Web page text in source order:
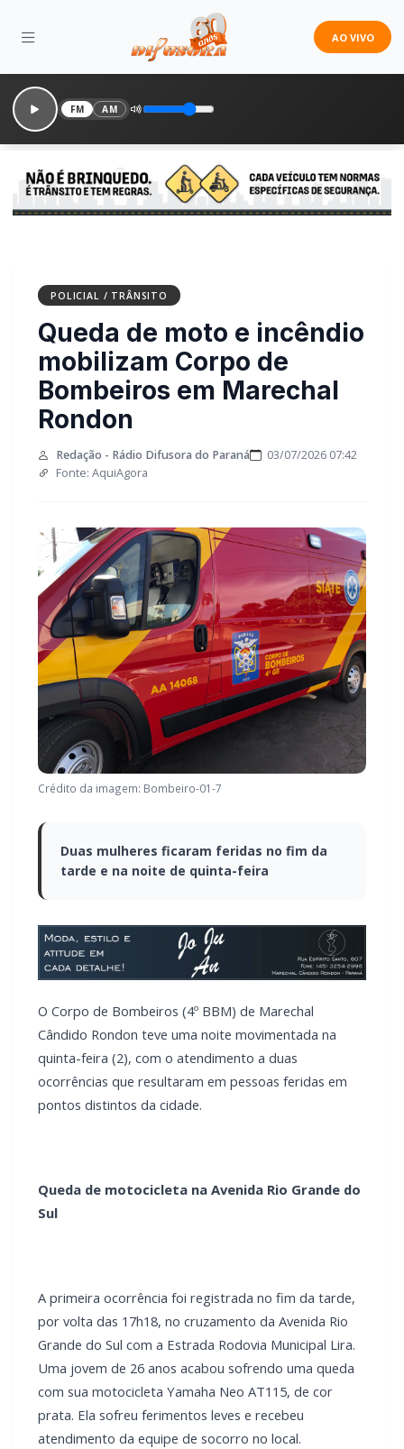
AO VIVO
FM AM
POLICIAL / TRÂNSITO
Queda de moto e incêndio
mobilizam Corpo de
Bombeiros em Marechal
Rondon
Redação - Rádio Difusora do Paraná
03/07/2026 07:42
Fonte: AquiAgora
Crédito da imagem: Bombeiro-01-7
Duas mulheres ficaram feridas no fim da
tarde e na noite de quinta-feira
O Corpo de Bombeiros (4º BBM) de Marechal
Cândido Rondon teve uma noite movimentada na
quinta-feira (2), com o atendimento a duas
ocorrências que resultaram em pessoas feridas em
pontos distintos da cidade.
Queda de motocicleta na Avenida Rio Grande do
A primeira ocorrência foi registrada no fim da tarde,
Uma jovem de 26 anos acabou sofrendo uma queda
com sua motocicleta Yamaha Neo AT115, de cor
prata. Ela sofreu ferimentos leves e recebeu
atendimento da equipe de socorro no local.